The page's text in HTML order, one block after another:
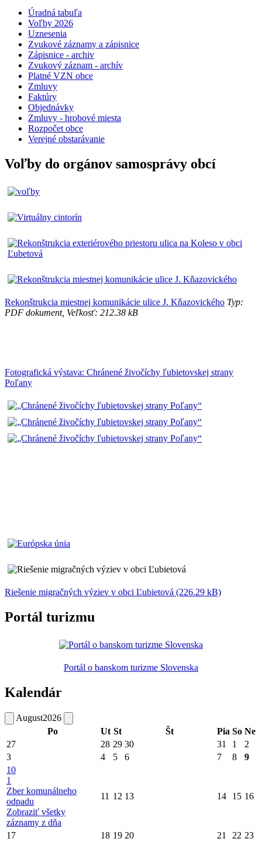
Úradná tabuľa
Voľby 2026
Uznesenia
Zvukové záznamy a zápisnice
Zápisnice - archiv
Zvukový záznam - archív
Platné VZN obce
Zmluvy
Faktúry
Objednávky
Zmluvy - hrobové miesta
Rozpočet obce
Verejné obstarávanie
Voľby do orgánov samosprávy obcí
Rekonštrukcia miestnej komunikácie ulice J. Kňazovického Typ:
PDF dokument, Veľkosť: 212.38 kB
Fotografická výstava: Chránené živočíchy ľubietovskej strany
Poľany
Riešenie migračných výziev v obci Ľubietová (226.29 kB)
Portál turizmu
Portál o banskom turizme Slovenska
Kalendár
August2026
Po
Ut St Št Pia So Ne
27
28 29 30 31 1
2
3
4 5 6 7 8
9
10
1
Zber komunálneho
odpadu
Zobraziť všetky
záznamy z dňa
11 12 13 14 15 16
17 18 19 20 21 22 23